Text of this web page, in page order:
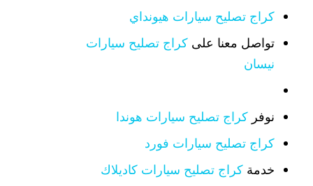
كراج تصليح سيارات هيونداي
تواصل معنا على كراج تصليح سيارات
نيسان
نوفر كراج تصليح سيارات هوندا
كراج تصليح سيارات فورد
خدمة كراج تصليح سيارات كاديلاك